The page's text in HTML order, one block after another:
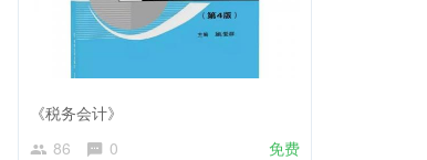
《税务会计》
86
0 免费